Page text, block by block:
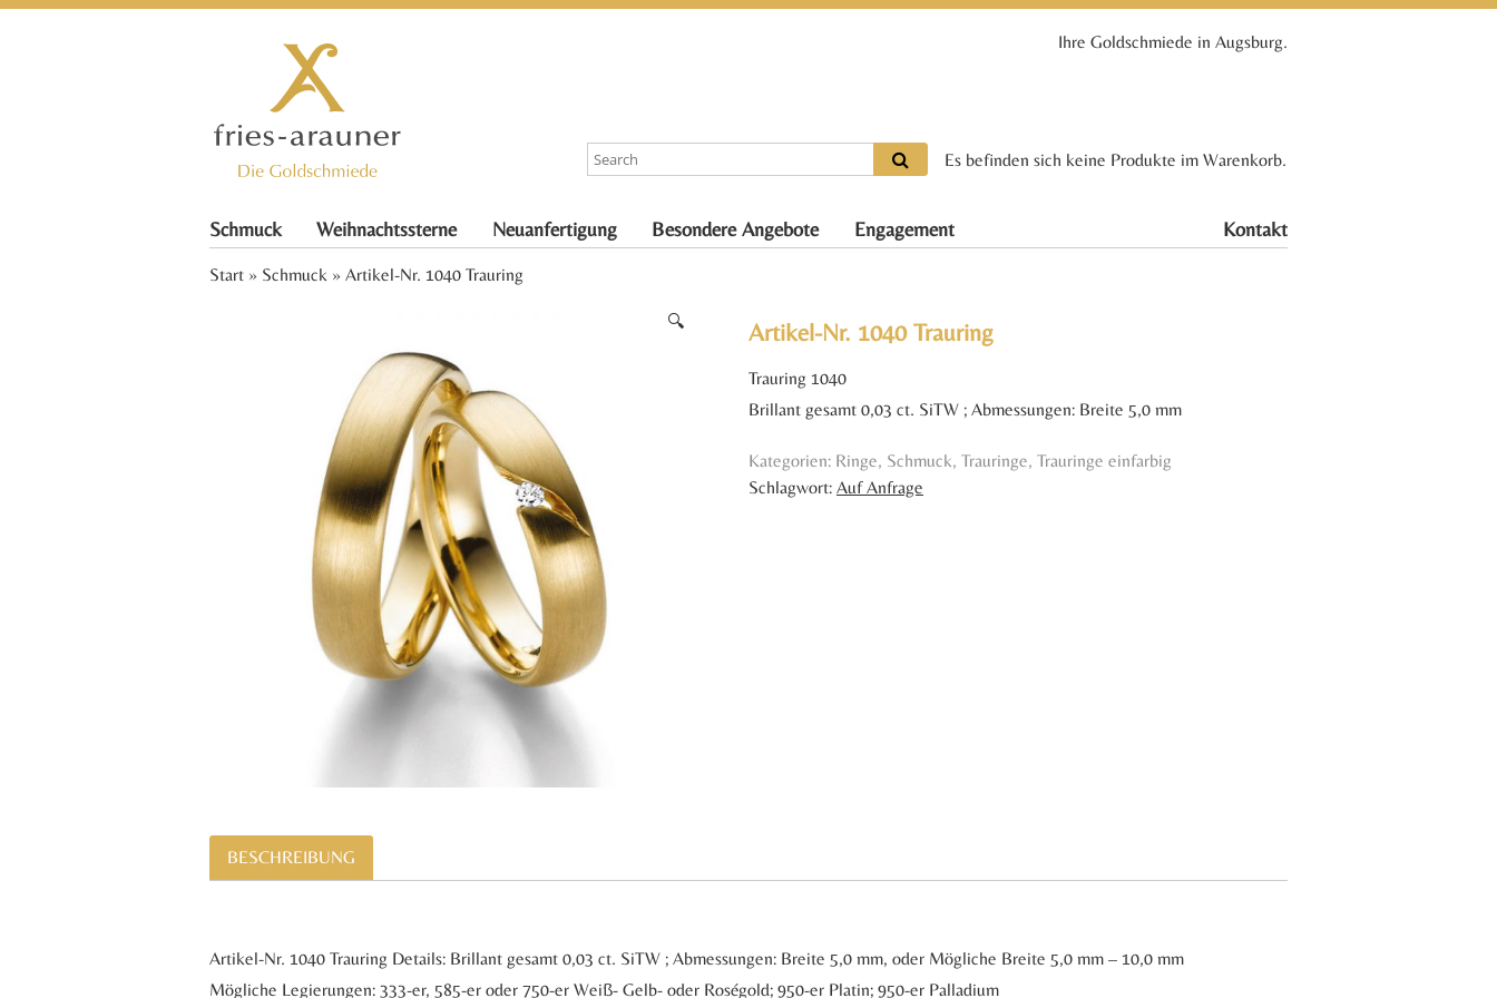
Es befinden sich keine Produkte im Warenkorb.
Ihre Goldschmiede in Augsburg.
Schmuck Weihnachtssterne Neuanfertigung Besondere Angebote Engagement Kontakt
Start » Schmuck » Artikel-Nr. 1040 Trauring
🔍 Artikel-Nr. 1040 Trauring
Trauring 1040
Brillant gesamt 0,03 ct. SiTW ; Abmessungen: Breite 5,0 mm
Kategorien: Ringe, Schmuck, Trauringe, Trauringe einfarbig
Schlagwort: Auf Anfrage
BESCHREIBUNG
Artikel-Nr. 1040 Trauring Details: Brillant gesamt 0,03 ct. SiTW ; Abmessungen: Breite 5,0 mm, oder Mögliche Breite 5,0 mm – 10,0 mm
Mögliche Legierungen: 333-er, 585-er oder 750-er Weiß- Gelb- oder Roségold; 950-er Platin; 950-er Palladium